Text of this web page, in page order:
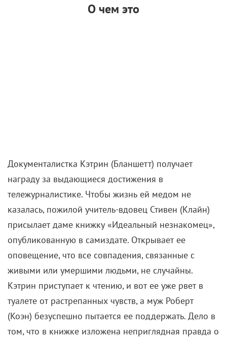
О чем это
Документалистка Кэтрин (Бланшетт) получает
награду за выдающиеся достижения в
тележурналистике. Чтобы жизнь ей медом не
казалась, пожилой учитель-вдовец Стивен (Клайн)
присылает даме книжку «Идеальный незнакомец»,
опубликованную в самиздате. Открывает ее
оповещение, что все совпадения, связанные с
живыми или умершими людьми, не случайны.
Кэтрин приступает к чтению, и вот ее уже рвет в
туалете от растрепанных чувств, а муж Роберт
(Коэн) безуспешно пытается ее поддержать. Дело в
том, что в книжке изложена неприглядная правда о